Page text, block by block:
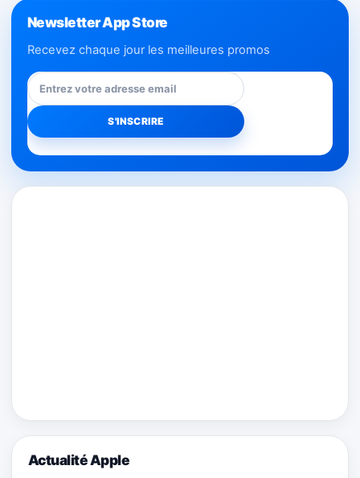
Newsletter App Store
Recevez chaque jour les meilleures promos
Actualité Apple